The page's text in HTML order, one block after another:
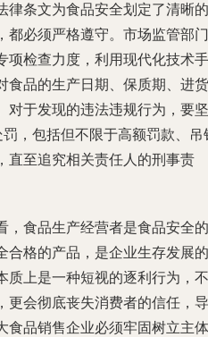
律条文为食品安全划定了清晰的
都必须严格遵守。市场监管部门
项检查力度，利用现代化技术手
食品的生产日期、保质期、进货
对于发现的违法违规行为，要坚
，包括但不限于高额罚款、吊
直至追究相关责任人的刑事责
，食品生产经营者是食品安全的
合格的产品，是企业生存发展的
质上是一种短视的逐利行为，不
更会彻底丧失消费者的信任，导
食品销售企业必须牢固树立主体